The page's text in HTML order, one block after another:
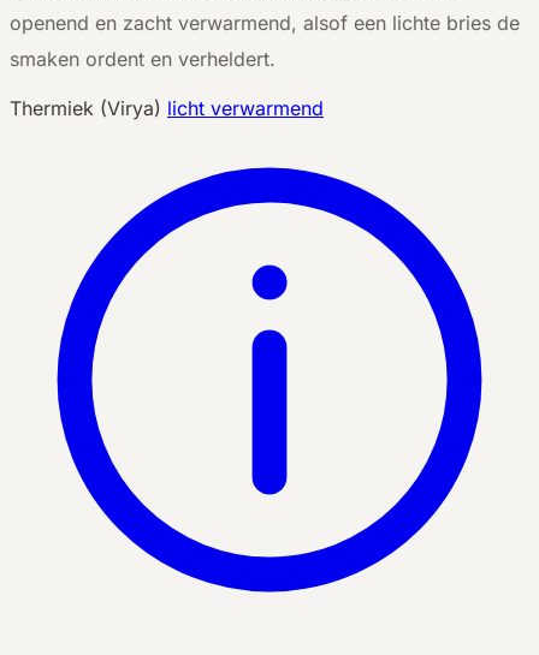
openend en zacht verwarmend, alsof een lichte bries de
smaken ordent en verheldert.
Thermiek (Virya) licht verwarmend